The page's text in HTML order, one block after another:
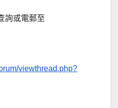
詢或電郵至
viewthread.php?